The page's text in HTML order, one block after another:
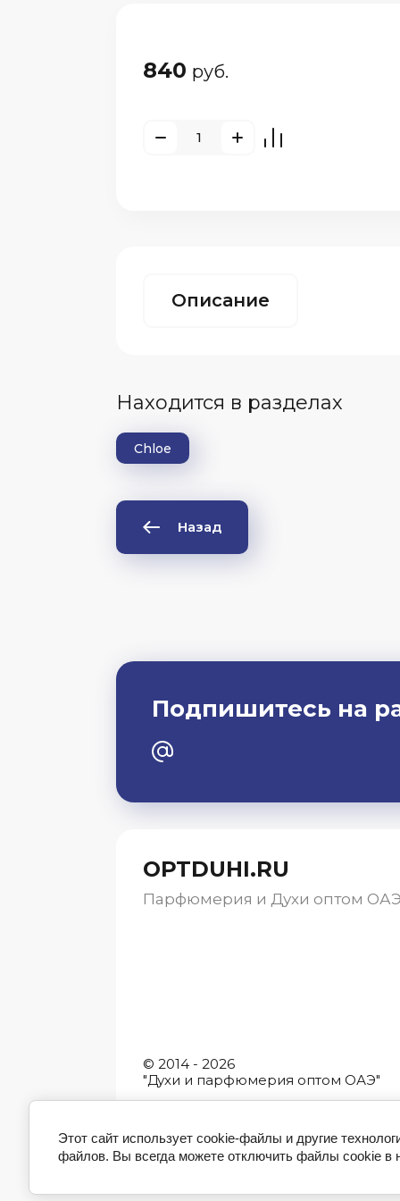
840 руб.
Описание
Находится в разделах
Chloe
Назад
OPTDUHI.RU
Парфюмерия и Духи оптом
© 2014 - 2026
"Духи и парфюмерия оптом ОАЭ"
Подпишитесь на
Этот сайт использует cookie-файлы и другие
файлов. Вы всегда можете отключить файлы cookie в